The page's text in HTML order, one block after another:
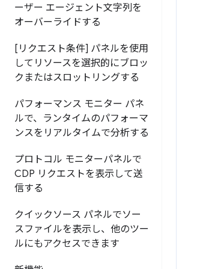
ーザー エージェント文字列を
オーバーライドする
[リクエスト条件] パネルを使用
してリソースを選択的にブロッ
クまたはスロットリングする
パフォーマンス モニター パネ
ルで、ランタイムのパフォーマ
ンスをリアルタイムで分析する
プロトコル モニターパネルで
CDP リクエストを表示して送
信する
クイックソース パネルでソー
スファイルを表示し、他のツー
ルにもアクセスできます